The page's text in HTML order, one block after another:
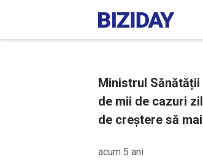
Ministrul
de mii de cazuri
de creștere să
acum 5 ani